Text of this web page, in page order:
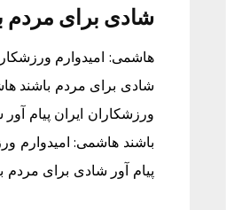
شادی برای مردم
هاشمی: امیدوارم
شادی برای مردم باشند
ورزشکاران ایران پیام
باشند هاشمی: امیدوارم
پیام آور شادی برای مردم